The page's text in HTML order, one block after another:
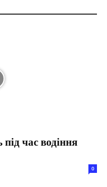
під час водіння
0